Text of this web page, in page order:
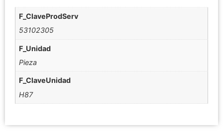
F_ClaveProdServ
53102305
F_Unidad
Pieza
F_ClaveUnidad
H87